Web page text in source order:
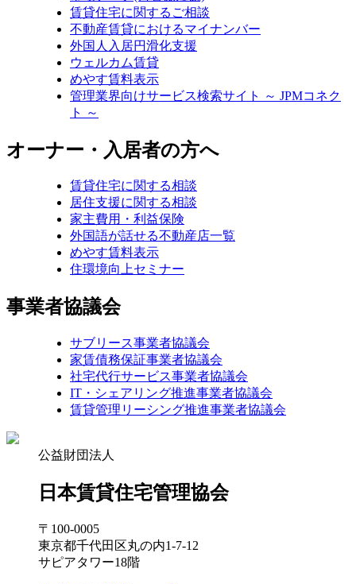
賃貸住宅に関するご相談
不動産賃貸におけるマイナンバー
外国人入居円滑化支援
ウェルカム賃貸
めやす賃料表示
管理業界向けサービス検索サイト ～ JPMコネク
ト ～
オーナー・入居者の方へ
賃貸住宅に関する相談
居住支援に関する相談
家主費用・利益保険
外国語が話せる不動産店一覧
めやす賃料表示
住環境向上セミナー
事業者協議会
サブリース事業者協議会
家賃債務保証事業者協議会
社宅代行サービス事業者協議会
IT・シェアリング推進事業者協議会
賃貸管理リーシング推進事業者協議会
公益財団法人
日本賃貸住宅管理協会
〒100-0005
東京都千代田区丸の内1-7-12
サピアタワー18階